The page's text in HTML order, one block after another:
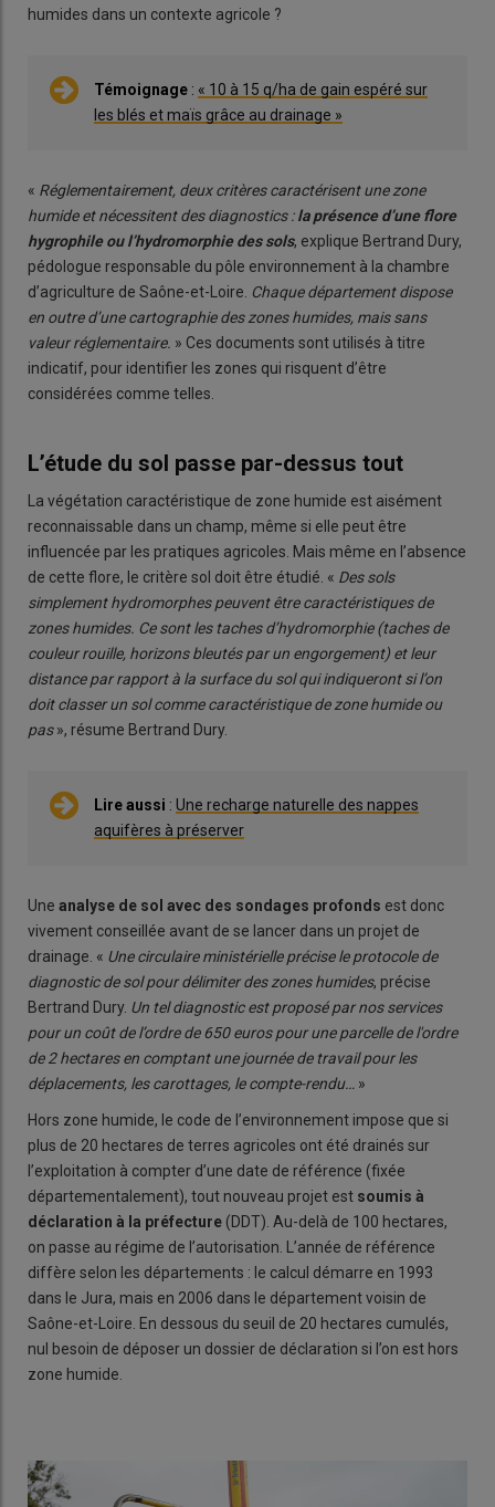
humides dans un contexte agricole ?
Témoignage : « 10 à 15 q/ha de gain espéré sur
les blés et maïs grâce au drainage »
« Réglementairement, deux critères caractérisent une zone
humide et nécessitent des diagnostics :la présence d’une flore
hygrophile ou l’hydromorphie des sols, explique Bertrand Dury,
pédologue responsable du pôle environnement à la chambre
d’agriculture de Saône-et-Loire. Chaque département dispose
en outre d’une cartographie des zones humides, mais sans
valeur réglementaire. » Ces documents sont utilisés à titre
indicatif, pour identifier les zones qui risquent d’être
considérées comme telles.
L’étude du sol passe par-dessus tout
La végétation caractéristique de zone humide est aisément
reconnaissable dans un champ, même si elle peut être
influencée par les pratiques agricoles. Mais même en l’absence
de cette flore, le critère sol doit être étudié. « Des sols
simplement hydromorphes peuvent être caractéristiques de
zones humides. Ce sont les taches d’hydromorphie (taches de
couleur rouille, horizons bleutés par un engorgement) et leur
distance par rapport à la surface du sol qui indiqueront si l’on
doit classer un sol comme caractéristique de zone humide ou
pas», résume Bertrand Dury.
Lire aussi : Une recharge naturelle des nappes
aquifères à préserver
Une analyse de sol avec des sondages profonds est donc
vivement conseillée avant de se lancer dans un projet de
drainage. « Une circulaire ministérielle précise le protocole de
diagnostic de sol pour délimiter des zones humides, précise
Bertrand Dury. Un tel diagnostic est proposé par nos services
pour un coût de l’ordre de 650 euros pour une parcelle de l'ordre
de 2 hectares en comptant une journée de travail pour les
déplacements, les carottages, le compte-rendu… »
Hors zone humide, le code de l’environnement impose que si
plus de 20 hectares de terres agricoles ont été drainés sur
l’exploitation à compter d’une date de référence (fixée
départementalement), tout nouveau projet est soumis à
déclaration à la préfecture (DDT). Au-delà de 100 hectares,
on passe au régime de l’autorisation. L’année de référence
diffère selon les départements : le calcul démarre en 1993
dans le Jura, mais en 2006 dans le département voisin de
Saône-et-Loire. En dessous du seuil de 20 hectares cumulés,
nul besoin de déposer un dossier de déclaration si l’on est hors
zone humide.